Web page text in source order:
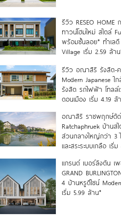
รีวิว RESEO HOME
ทาวน์โฮมใหม่ สไตล์
พร้อมชั้นลอย* ทำเลดี
Village เริ่ม 2.59 ล้า
รีวิว อณาสิริ รังสิต-
Modern Japanese ใ
รังสิต รถไฟฟ้า โทลล์
ดอนเมือง เริ่ม 4.19 ล้
อณาสิริ ราชพฤกษ์ตัด
Ratchaphruek บ้านสไ
ส่วนกลางใหญ่กว่า 3
และสระระบบเกลือ เริ่
แกรนด์ เบอร์ลิงตัน เ
GRAND
4 บ้านหรูดีไซน์
เริ่ม 5.99 ล้าน*